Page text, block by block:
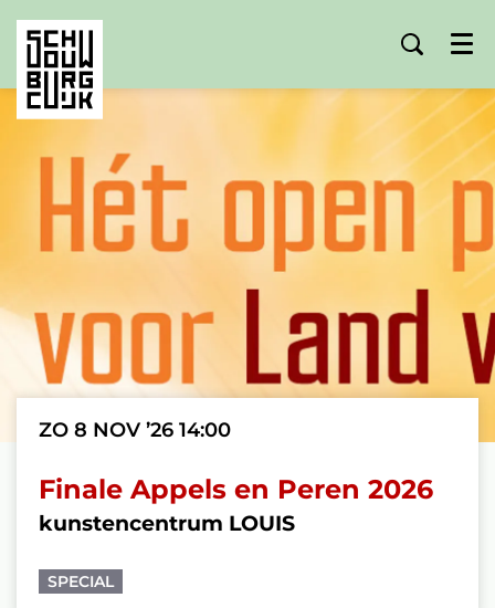
Menu
Finale Appels en Peren 2026
kunstencentrum LOUIS
ZO 8 NOV ’26 14:00
SPECIAL